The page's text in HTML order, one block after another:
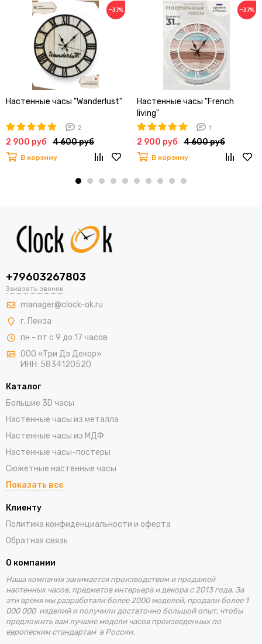
−37%
Настенные часы "Wanderlust"
2
2 900 руб 4 600 руб
В корзину
−37%
Настенные часы "French
living"
1
2 900 руб 4 600 руб
В корзину
+79603267803
Заказать звонок
manager@clock-ok.ru
г. Пенза
пн - пт с 9 до 17 часов
ООО «Три Дэ Декор»
ИНН: 5834120520
Каталог
Большие 3D часы
Настенные часы из металла
Настенные часы из МДФ
Настенные часы-постеры
Сюжетные настенные часы
Показать все
Клиенту
Политика конфиденциальности и оферта
Обратная связь
О компании
Наша компания занимается производством и продажей
настенных часов, предметов интерьера и декора с 2013 года. За
эти время мы разработали более 2000 моделей, продали более 1
000 000 изделий и получили достаточно большой опыт, чтобы
предложить вам лучшие модели часов произведенных по
европеским стандартам в России.